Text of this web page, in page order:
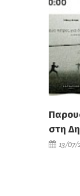
στη
13/07/